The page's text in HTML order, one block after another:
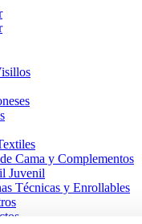
Cama y Complementos
Juvenil
Técnicas y Enrollables